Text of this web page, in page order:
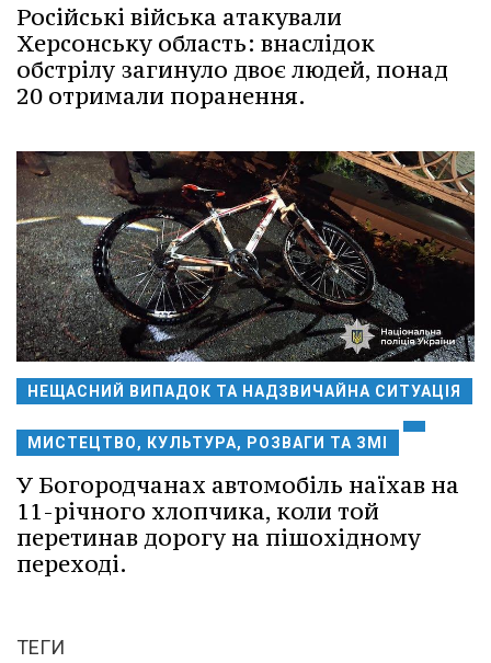
Російські війська атакували
Херсонську область: внаслідок
обстрілу загинуло двоє людей, понад
20 отримали поранення.
НЕЩАСНИЙ ВИПАДОК ТА НАДЗВИЧАЙНА СИТУАЦІЯ
МИСТЕЦТВО, КУЛЬТУРА, РОЗВАГИ ТА ЗМІ
У Богородчанах автомобіль наїхав на
11-річного хлопчика, коли той
перетинав дорогу на пішохідному
переході.
ТЕГИ